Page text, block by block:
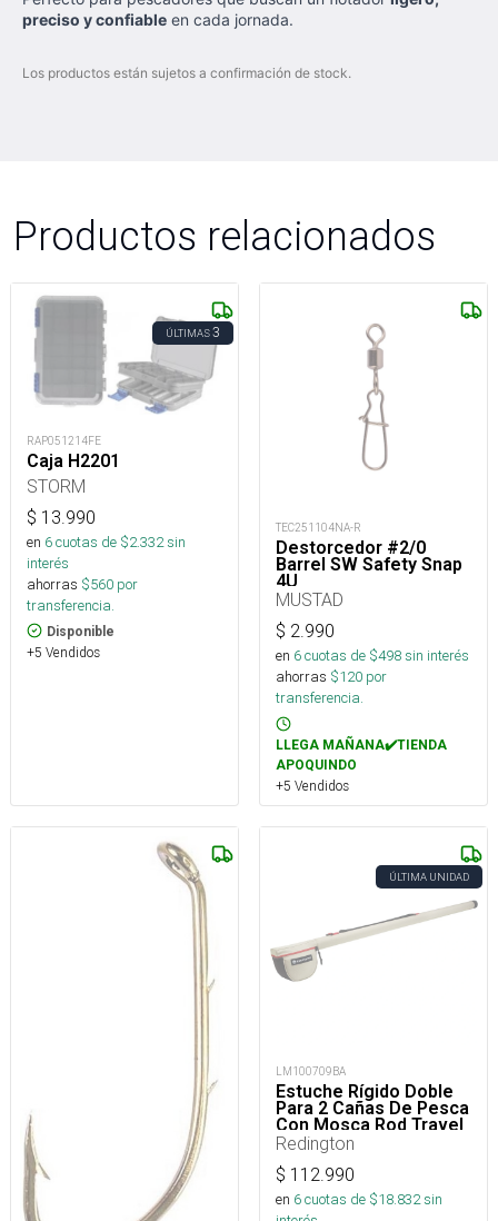
preciso y confiable en cada jornada.
Los productos están sujetos a confirmación de stock.
Productos relacionados
ÚLTIMAS3
RAP051214FE
Caja H2201
STORM
$ 13.990
en 6cuotas de $2.332sin
interés
ahorras $560 por
transferencia.
Disponible
+5 Vendidos
TEC251104NA-R
Destorcedor #2/0
Barrel SW Safety Snap
4U
MUSTAD
$ 2.990
en 6cuotas de $498sin interés
ahorras $120 por
transferencia.
LLEGA MAÑANA✔️TIENDA
APOQUINDO
+5 Vendidos
ÚLTIMA UNIDAD
LM100709BA
Estuche Rígido Doble
Para 2 Cañas De Pesca
Con Mosca Rod Travel
Case Double 9Ft 4Pc
Redington
$ 112.990
en 6cuotas de $18.832sin